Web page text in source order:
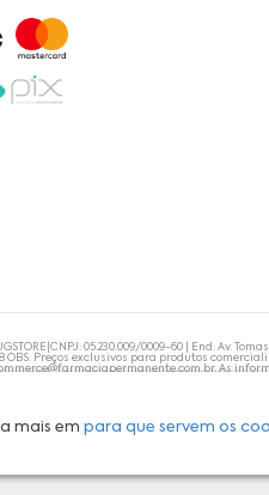
mais empara que servem os
05.230.009/0009-60 | End: Av.
OBS: Preços exclusivos para produtos
. As
da área médica. Apenas o médico
deve ser consultado. A Farmácia
A privacidade e a segurança dos
em nosso estoque.